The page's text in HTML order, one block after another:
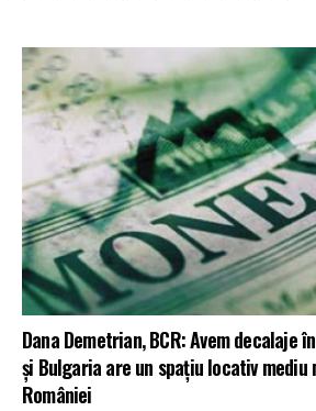
Dana Demetrian, BCR: Avem decalaje
şi Bulgaria are un spaţiu locativ mediu
României